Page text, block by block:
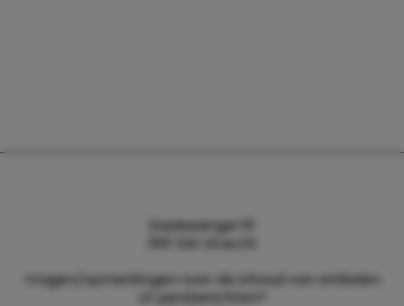
Daalsesingel 51
3511 SW Utrecht
Vragen/opmerkingen over de inhoud van artikelen
of persberichten?